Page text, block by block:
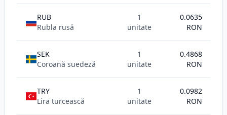
RUB
Rubla rusă
1
unitate
0.0635
RON
SEK
Coroană suedeză
1
unitate
0.4868
RON
TRY
Lira turcească
1
unitate
0.0982
RON